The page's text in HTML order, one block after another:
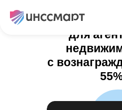
Bishop -
для
с